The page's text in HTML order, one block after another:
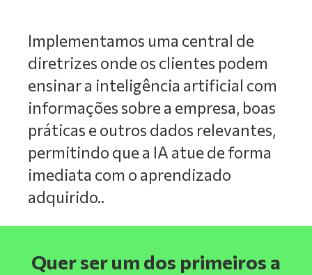
Implementamos uma central de
diretrizes onde os clientes podem
ensinar a inteligência artificial com
informações sobre a empresa, boas
práticas e outros dados relevantes,
permitindo que a IA atue de forma
imediata com o aprendizado
adquirido..
Quer ser um dos primeiros a